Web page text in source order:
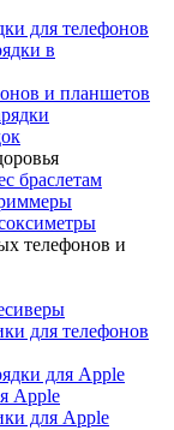
для телефонов
в
и планшетов
браслетам
телефонов и
для телефонов
для Apple
Apple
для Apple